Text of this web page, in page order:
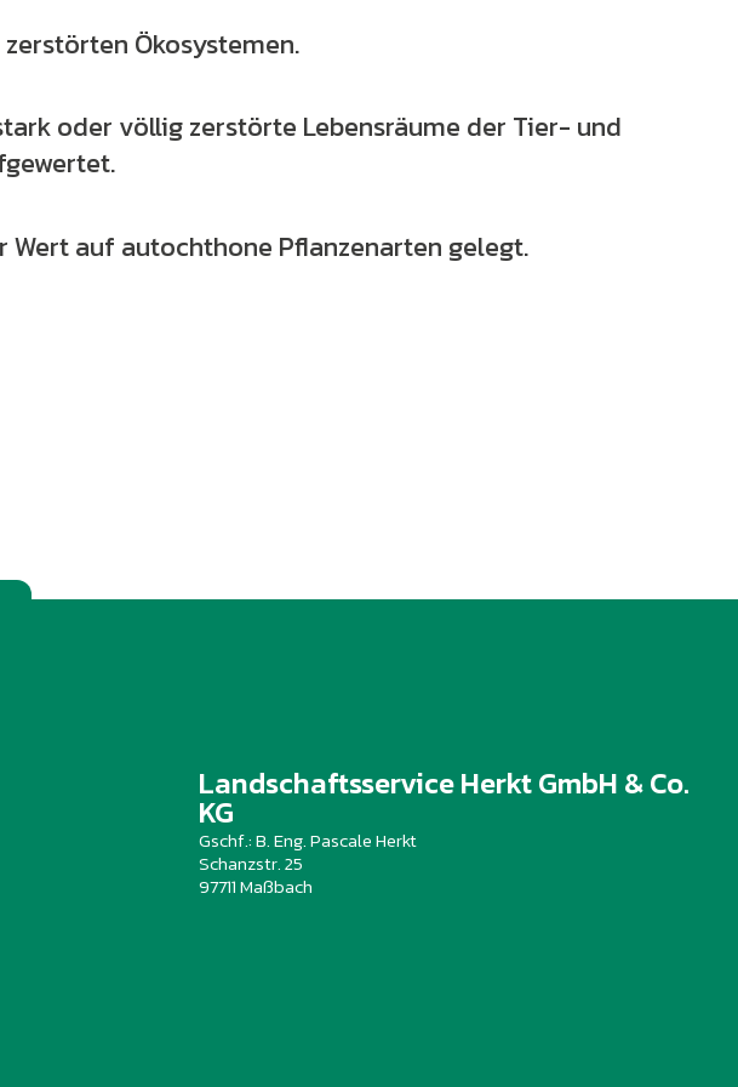
Ökosystemen.
oder völlig zerstörte Lebensräume der Tier- und
auf autochthone Pflanzenarten gelegt.
Landschaftsservice Herkt GmbH & Co.
KG
Gschf.: B. Eng. Pascale Herkt
Schanzstr. 25
97711 Maßbach